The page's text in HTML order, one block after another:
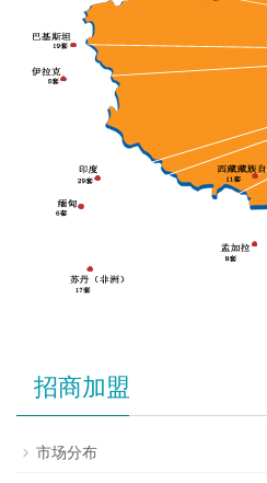
招商加盟
市场分布